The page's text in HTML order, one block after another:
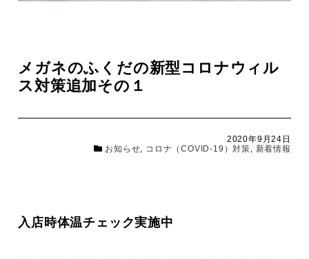
メガネのふくだの新型コロナウィル
ス対策追加その１
2020年9月24日
お知らせ
コロナ（COVID-19）対策 新着情報
入店時体温チェック実施中